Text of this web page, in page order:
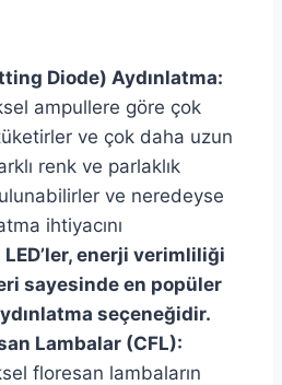
Diode) Aydınlatma:
ampullere göre çok
ve çok daha uzun
renk ve parlaklık
ve neredeyse
ihtiyacını
LED’ler, enerji verimliliği
sayesinde en popüler
seçeneğidir.
Lambalar (CFL):
floresan lambaların